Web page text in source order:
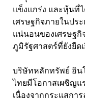
แข็งแกร่ง และหุ้นที่
เศรษฐกิจภายในปร
แน่นอนของเศรษฐกิ
ภูมิรัฐศาสตร์ที่ยังยืด
บริษัทหลักทรัพย์ อิน
ไทยมีโอกาสเผชิญแ
เนื่องจากกระแสก